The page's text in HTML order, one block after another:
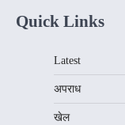
Quick Links
Latest
अपराध
खेल